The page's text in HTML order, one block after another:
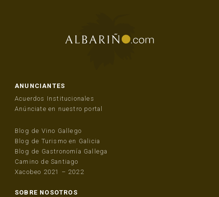
ANUNCIANTES
Acuerdos Institucionales
Anúnciate en nuestro portal
Blog de Vino Gallego
Blog de Turismo en Galicia
Blog de Gastronomía Gallega
Camino de Santiago
Xacobeo 2021 – 2022
SOBRE NOSOTROS